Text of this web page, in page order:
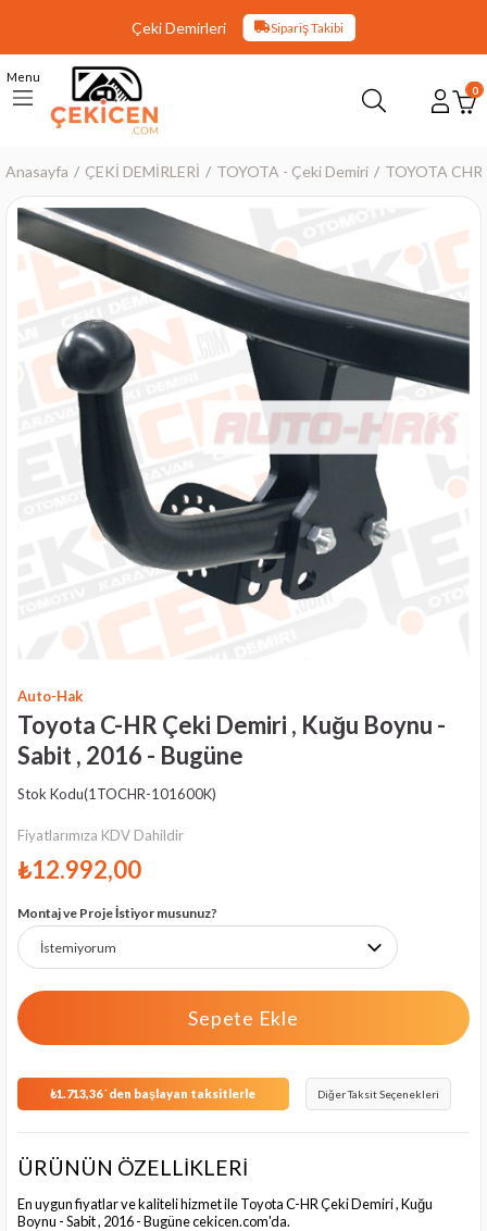
Çeki Demirleri Sipariş Takibi
Menu
0
Anasayfa ÇEKİ DEMİRLERİ TOYOTA - Çeki Demiri TOYOTA
›
Auto-Hak
Toyota C-HR Çeki Demiri , Kuğu Boynu -
Sabit , 2016 - Bugüne
Stok Kodu(1TOCHR-101600K)
Fiyatlarımıza KDV Dahildir
₺12.992,00
Montaj ve Proje İstiyor musunuz?
₺1.713,36`den başlayan taksitlerle Diğer Taksit Seçenekleri
ÜRÜNÜN ÖZELLİKLERİ
En uygun fiyatlar ve kaliteli hizmet ile Toyota C-HR Çeki Demiri , Kuğu
Boynu - Sabit , 2016 - Bugüne cekicen.com'da.